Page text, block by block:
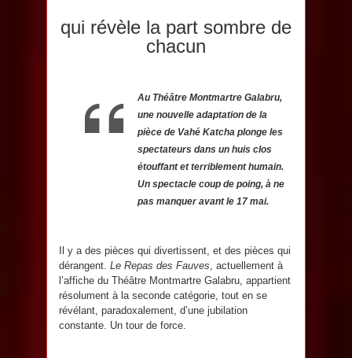
qui révèle la part sombre de
chacun
Au Théâtre Montmartre Galabru,
une nouvelle adaptation de la
pièce de Vahé Katcha plonge les
spectateurs dans un huis clos
étouffant et terriblement humain.
Un spectacle coup de poing, à ne
pas manquer avant le 17 mai.
Il y a des pièces qui divertissent, et des pièces qui
dérangent. Le Repas des Fauves , actuellement à
l’affiche du Théâtre Montmartre Galabru, appartient
résolument à la seconde catégorie, tout en se
révélant, paradoxalement, d’une jubilation
constante. Un tour de force.